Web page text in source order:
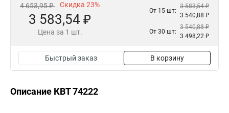
4 653,95 ₽ Скидка 23%
3 583,54 ₽
Цена за 1 шт.
От 15 шт:
3 583,54 ₽
3 540,88 ₽
От 30 шт:
3 540,88 ₽
3 498,22 ₽
Быстрый заказ В корзину
Описание КВТ 74222